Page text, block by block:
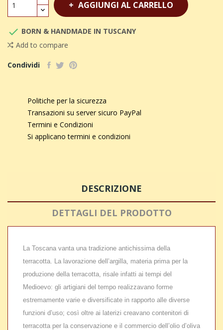
AGGIUNGI AL CARRELLO
 BORN & HANDMADE IN TUSCANY
Add to compare
Condividi
Politiche per la sicurezza
Transazioni su server sicuro PayPal
Termini e Condizioni
Si applicano termini e condizioni
DESCRIZIONE
DETTAGLI DEL PRODOTTO
La Toscana vanta una tradizione antichissima della
terracotta. La lavorazione dell’argilla, materia prima per la
produzione della terracotta, risale infatti ai tempi del
Medioevo: gli artigiani del tempo realizzavano forme
estremamente varie e diversificate in rapporto alle diverse
funzioni d’uso; così oltre ai laterizi creavano contenitori di
terracotta per la conservazione e il commercio dell’olio d’oliva